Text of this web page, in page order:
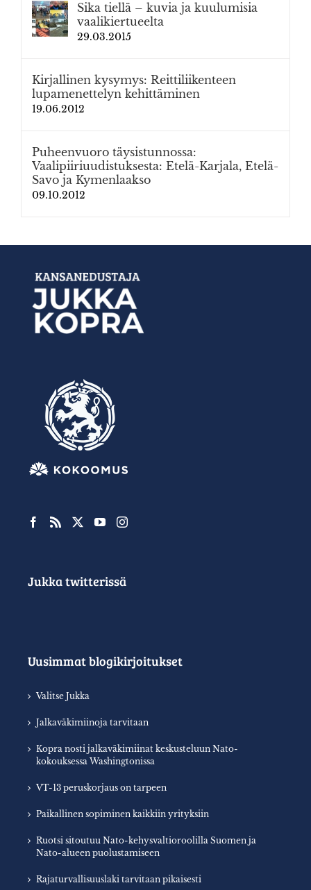
Sika tiellä – kuvia ja kuulumisia
vaalikiertueelta
29.03.2015
Kirjallinen kysymys: Reittiliikenteen
lupamenettelyn kehittäminen
19.06.2012
Puheenvuoro täysistunnossa:
Vaalipiiriuudistuksesta: Etelä-Karjala, Etelä-
Savo ja Kymenlaakso
09.10.2012
Jukka twitterissä
Uusimmat blogikirjoitukset
Valitse Jukka
Jalkaväkimiinoja tarvitaan
Kopra nosti jalkaväkimiinat keskusteluun Nato-
kokouksessa Washingtonissa
VT-13 peruskorjaus on tarpeen
Paikallinen sopiminen kaikkiin yrityksiin
Ruotsi sitoutuu Nato-kehysvaltioroolilla Suomen ja
Nato-alueen puolustamiseen
Rajaturvallisuuslaki tarvitaan pikaisesti